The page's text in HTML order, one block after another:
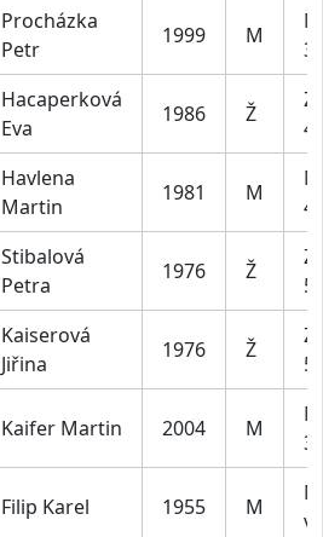
Procházka
Petr
1999 M
Hacaperková
Eva
1986 Ž
Havlena
Martin
1981 M
Stibalová
Petra
1976 Ž
Kaiserová
Jiřina
1976 Ž
Kaifer Martin 2004 M
Filip Karel 1955 M